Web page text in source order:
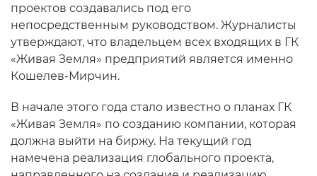
проектов создавались под его
непосредственным руководством. Журналисты
утверждают, что владельцем всех входящих в ГК
«Живая Земля» предприятий является именно
Кошелев-Мирчин.
В начале этого года стало известно о планах ГК
«Живая Земля» по созданию компании, которая
должна выйти на биржу. На текущий год
намечена реализация глобального проекта,